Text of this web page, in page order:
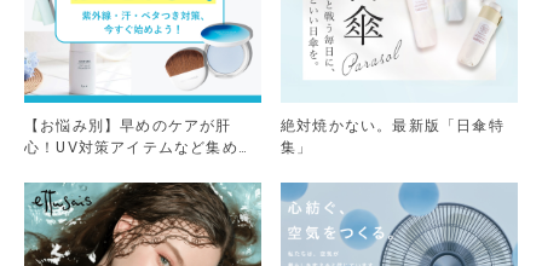
【お悩み別】早めのケアが肝
心！UV対策アイテムなど集めま
絶対焼かない。最新版「日傘特
集」